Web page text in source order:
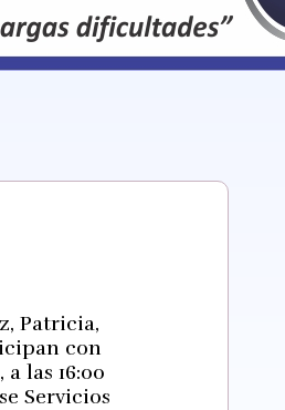
Patricia,
con
las 16:00
Servicios